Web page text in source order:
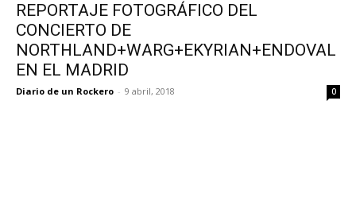
REPORTAJE FOTOGRÁFICO DEL
CONCIERTO DE
NORTHLAND+WARG+EKYRIAN+ENDOVAL
EN EL MADRID
Diario de un Rockero - 9 abril, 2018 0